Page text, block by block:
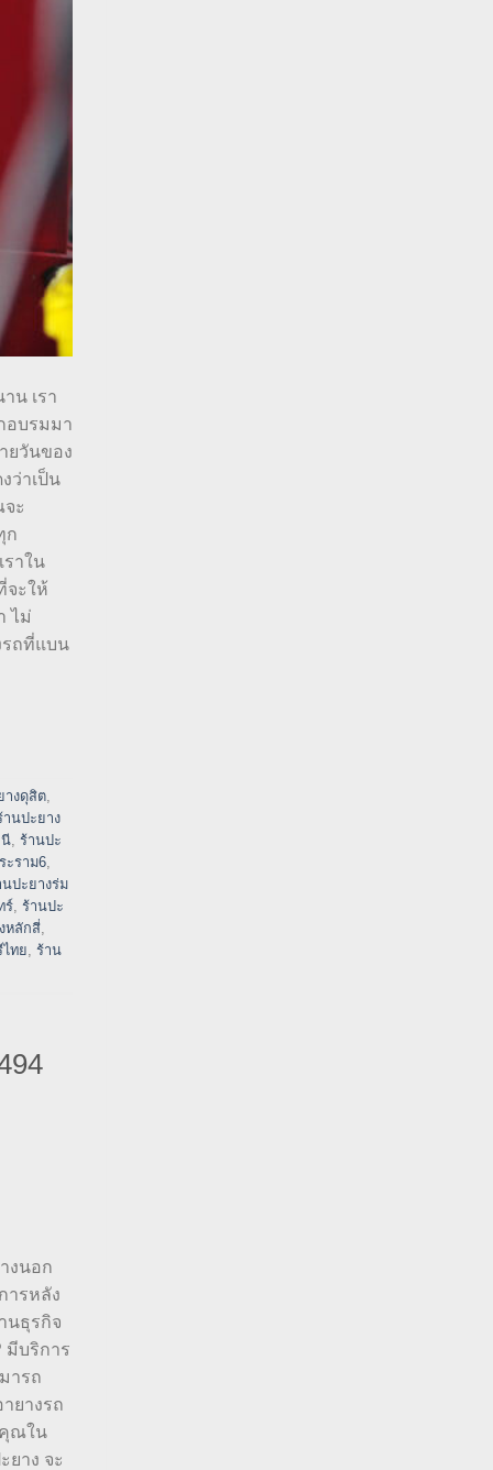
น เรา
อบรมมา
ยวันของ
ว่าเป็น
ะ
ก
าใน
จะให้
ไม่
รถที่แบน
างดุสิต,
านปะยาง
นี, ร้านปะ
ะราม6,
นปะยางร่ม
ร์, ร้านปะ
หลักสี่,
ไทย, ร้าน
งนอก
ารหลัง
นธุรกิจ
มีบริการ
ารถ
ยางรถ
คุณใน
าง จะ